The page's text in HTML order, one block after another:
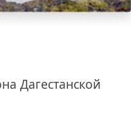
Дагестанской